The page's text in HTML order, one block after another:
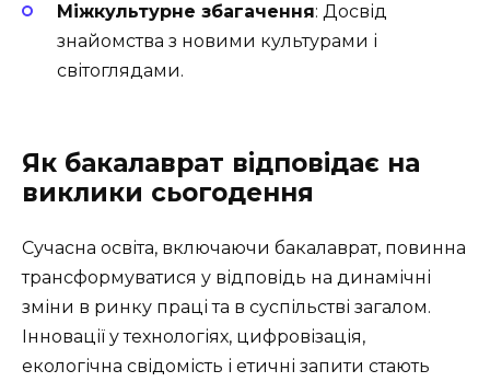
Міжкультурне збагачення: Досвід
знайомства з новими культурами і
світоглядами.
Як бакалаврат відповідає на
виклики сьогодення
Сучасна освіта, включаючи бакалаврат, повинна
трансформуватися у відповідь на динамічні
зміни в ринку праці та в суспільстві загалом.
Інновації у технологіях, цифровізація,
екологічна свідомість і етичні запити стають